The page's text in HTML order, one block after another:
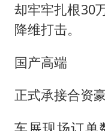
却牢牢扎根30
降维打击。
国产高端
正式承接合资